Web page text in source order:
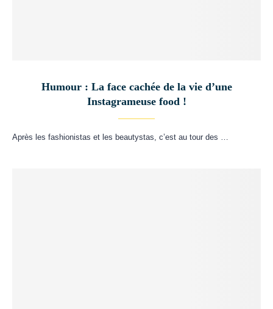
Humour : La face cachée de la vie d’une
Instagrameuse food !
Après les fashionistas et les beautystas, c’est au tour des …